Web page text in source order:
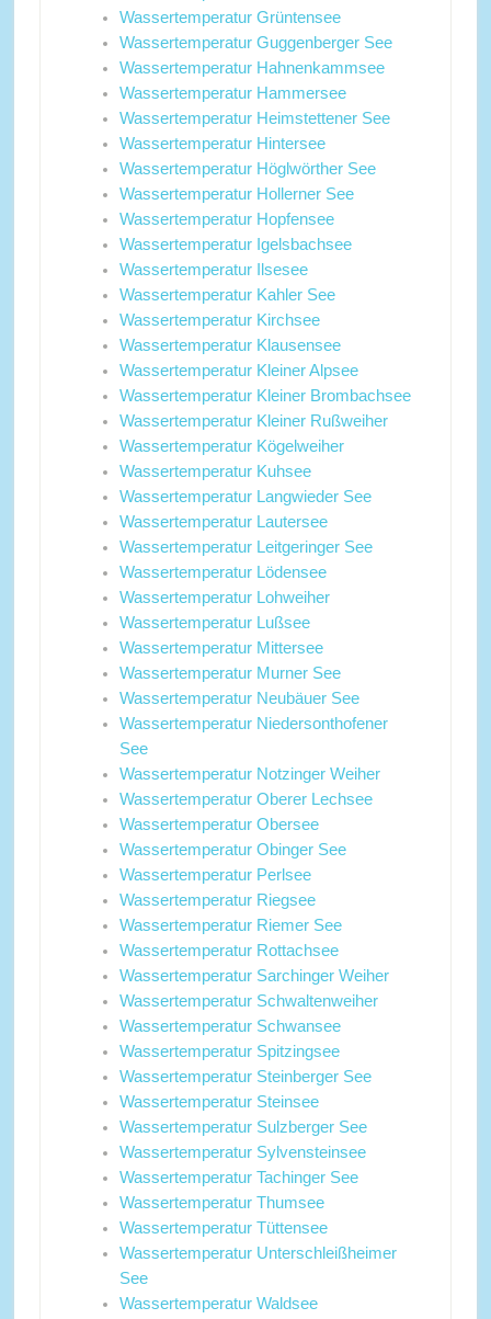
Wassertemperatur Grüntensee
Wassertemperatur Guggenberger See
Wassertemperatur Hahnenkammsee
Wassertemperatur Hammersee
Wassertemperatur Heimstettener See
Wassertemperatur Hintersee
Wassertemperatur Höglwörther See
Wassertemperatur Hollerner See
Wassertemperatur Hopfensee
Wassertemperatur Igelsbachsee
Wassertemperatur Ilsesee
Wassertemperatur Kahler See
Wassertemperatur Kirchsee
Wassertemperatur Klausensee
Wassertemperatur Kleiner Alpsee
Wassertemperatur Kleiner Brombachsee
Wassertemperatur Kleiner Rußweiher
Wassertemperatur Kögelweiher
Wassertemperatur Kuhsee
Wassertemperatur Langwieder See
Wassertemperatur Lautersee
Wassertemperatur Leitgeringer See
Wassertemperatur Lödensee
Wassertemperatur Lohweiher
Wassertemperatur Lußsee
Wassertemperatur Mittersee
Wassertemperatur Murner See
Wassertemperatur Neubäuer See
Wassertemperatur Niedersonthofener
See
Wassertemperatur Notzinger Weiher
Wassertemperatur Oberer Lechsee
Wassertemperatur Obersee
Wassertemperatur Obinger See
Wassertemperatur Perlsee
Wassertemperatur Riegsee
Wassertemperatur Riemer See
Wassertemperatur Rottachsee
Wassertemperatur Sarchinger Weiher
Wassertemperatur Schwaltenweiher
Wassertemperatur Schwansee
Wassertemperatur Spitzingsee
Wassertemperatur Steinberger See
Wassertemperatur Steinsee
Wassertemperatur Sulzberger See
Wassertemperatur Sylvensteinsee
Wassertemperatur Tachinger See
Wassertemperatur Thumsee
Wassertemperatur Tüttensee
Wassertemperatur Unterschleißheimer
See
Wassertemperatur Waldsee